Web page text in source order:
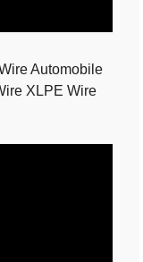
Automobile
XLPE Wire